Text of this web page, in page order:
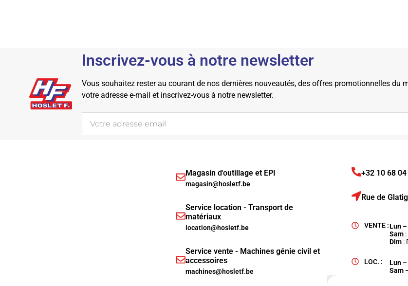
Inscrivez-vous à notre newsletter
Vous souhaitez rester au courant de nos dernières nouveautés, des offres promotionnelles du
votre adresse e-mail et inscrivez-vous à notre newsletter.
Magasin d'outillage et EPI
magasin@hosletf.be
Service location - Transport de
matériaux
location@hosletf.be
Service vente - Machines génie civil et
accessoires
machines@hosletf.be
+32 10 68
Rue de
VENTE :Lun
Sam
Dim :
LOC. : Lun
Sam